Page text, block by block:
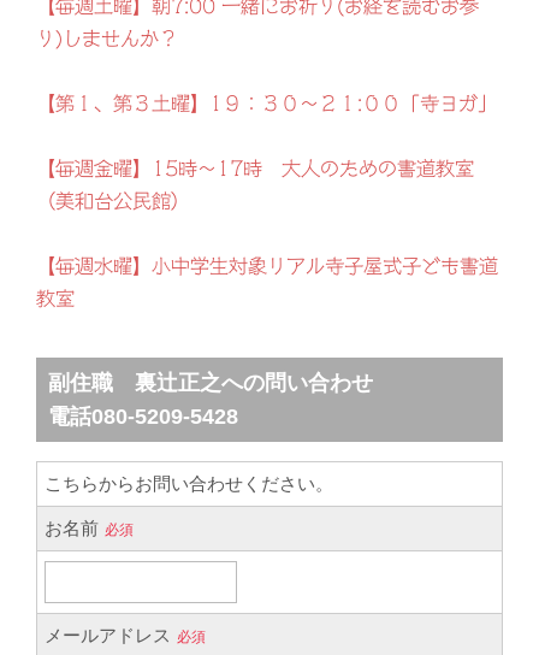
【毎週土曜】朝7:00 一緒にお祈り(お経を読むお参
り)しませんか？
【第１、第３土曜】1９：３０～２１:００「寺ヨガ」
【毎週金曜】15時～17時 大人のための書道教室
（美和台公民館）
【毎週水曜】小中学生対象リアル寺子屋式子ども書道
教室